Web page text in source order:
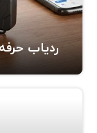
ردیاب